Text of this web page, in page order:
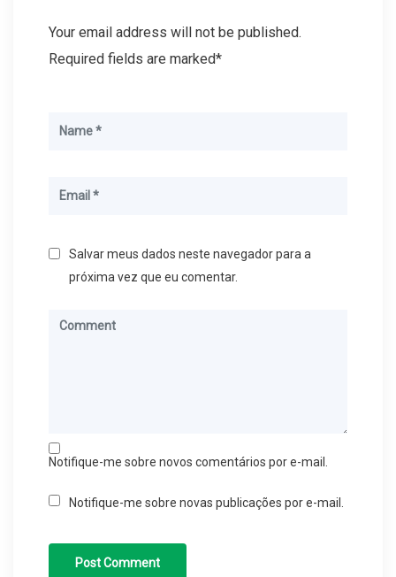
Your email address will not be published.
Required fields are marked*
Salvar meus dados neste navegador para a
próxima vez que eu comentar.
Notifique-me sobre novos comentários por e-mail.
Notifique-me sobre novas publicações por e-mail.